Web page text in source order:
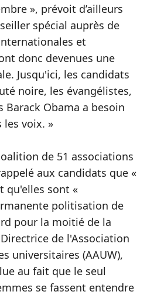
», prévoit d’ailleurs
spécial auprès de
et
donc devenues une
Jusqu'ici, les candidats
noire, les évangélistes,
Barack Obama a besoin
les voix. »
de 51 associations
aux candidats que «
qu'elles sont «
politisation de
pour la moitié de la
de l'Association
universitaires (AAUW),
au fait que le seul
se fassent entendre